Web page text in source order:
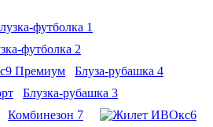
футболка 1
футболка 2
Блуза-рубашка 4
Блузка-рубашка 3
Комбинезон 7